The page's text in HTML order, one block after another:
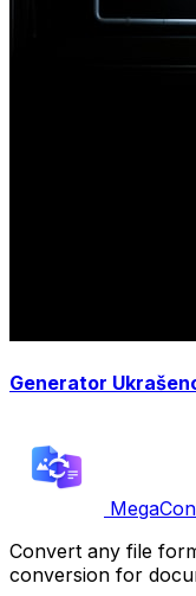
Generator
Convert any file
conversion for